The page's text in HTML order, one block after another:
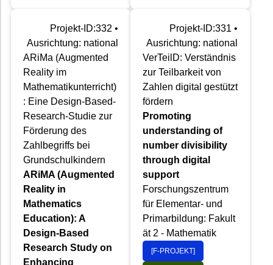
Projekt-ID:332 •
Ausrichtung: national
ARiMa (Augmented
Reality im
Mathematikunterricht)
: Eine Design-Based-
Research-Studie zur
Förderung des
Zahlbegriffs bei
Grundschulkindern
ARiMA (Augmented
Reality in
Mathematics
Education): A
Design-Based
Research Study on
Enhancing
Projekt-ID:331 •
Ausrichtung: national
VerTeilD: Verständnis
zur Teilbarkeit von
Zahlen digital gestützt
fördern
Promoting
understanding of
number divisibility
through digital
support
Forschungszentrum
für Elementar- und
Primarbildung: Fakult
ät 2 - Mathematik
[F-PROJEKT]